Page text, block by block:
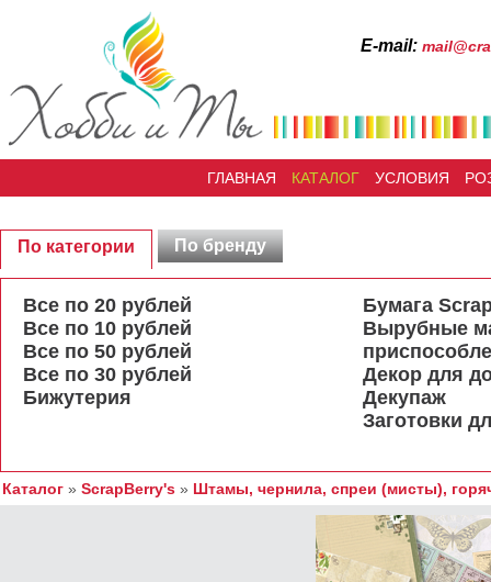
Е-mail:
ГЛАВНАЯ КАТАЛОГ УСЛОВИЯ
По категории По бренду
Все по 20 рублей
Все по 10 рублей
Все по 50 рублей
Все по 30 рублей
Бижутерия
Бумага
Вырубные
Декор для
Декупаж
Заготовки
Каталог » ScrapBerry's » Штамы, чернила, спреи (мисты),